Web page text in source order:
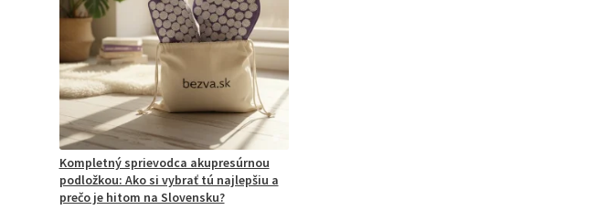
Kompletný sprievodca akupresúrnou
podložkou: Ako si vybrať tú najlepšiu a
prečo je hitom na Slovensku?